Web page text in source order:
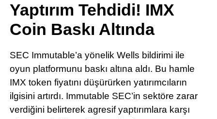
TikTok
LinkedIn
Telegram
Yaptırım Tehdidi! IMX
Coin Baskı Altında
SEC Immutable’a yönelik Wells bildirimi ile
oyun platformunu baskı altına aldı. Bu hamle
IMX token fiyatını düşürürken yatırımcıların
ilgisini artırdı. Immutable SEC’in sektöre zarar
verdiğini belirterek agresif yaptırımlara karşı